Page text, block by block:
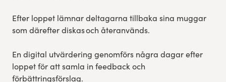
Efter loppet lämnar deltagarna tillbaka sina muggar
som därefter diskas och återanvänds.
En digital utvärdering genomförs några dagar efter
loppet för att samla in feedback och
förbättringsförslag.